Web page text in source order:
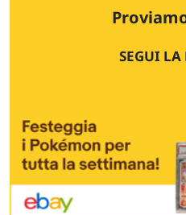
SEGUI LA